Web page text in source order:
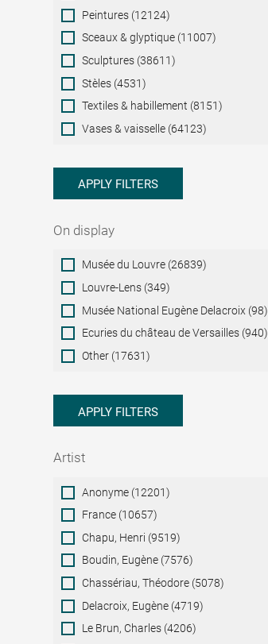
Peintures (12124)
Sceaux & glyptique (11007)
Sculptures (38611)
Stèles (4531)
Textiles & habillement (8151)
Vases & vaisselle (64123)
APPLY FILTERS
On display
On
display
Musée du Louvre (26839)
Louvre-Lens (349)
Musée National Eugène Delacroix (98)
Ecuries du château de Versailles (940)
Other (17631)
APPLY FILTERS
Artist
ArtistAnonyme (12201)
France (10657)
Chapu, Henri (9519)
Boudin, Eugène (7576)
Chassériau, Théodore (5078)
Delacroix, Eugène (4719)
Le Brun, Charles (4206)